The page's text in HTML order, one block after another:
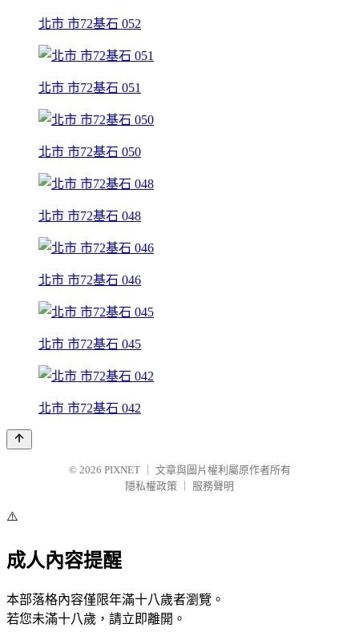
北市 市72基石 052
北市 市72基石 051
北市 市72基石 050
北市 市72基石 048
北市 市72基石 046
北市 市72基石 045
北市 市72基石 042
© 2026 PIXNET
文章與圖片權利屬原作者所有
隱私權政策
服務聲明
⚠️
成人內容提醒
本部落格內容僅限年滿十八歲者瀏覽。
若您未滿十八歲，請立即離開。